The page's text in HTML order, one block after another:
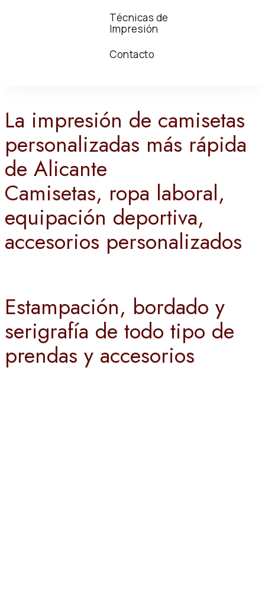
Técnicas de
Impresión
Contacto
La impresión de camisetas
personalizadas más rápida
de Alicante
Camisetas, ropa laboral,
equipación deportiva,
accesorios personalizados
Estampación, bordado y
serigrafía de todo tipo de
prendas y accesorios